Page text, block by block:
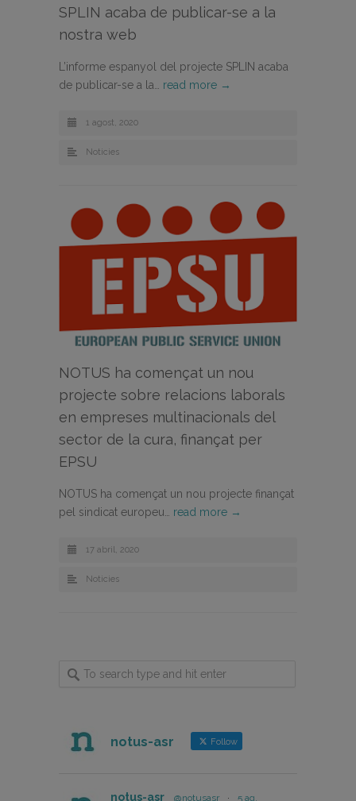
SPLIN acaba de publicar-se a la
nostra web
L’informe espanyol del projecte SPLIN acaba
de publicar-se a la… read more →
1 agost, 2020
Noticies
NOTUS ha començat un nou
projecte sobre relacions laborals
en empreses multinacionals del
sector de la cura, finançat per
EPSU
NOTUS ha començat un nou projecte finançat
pel sindicat europeu… read more →
17 abril, 2020
Noticies
notus-asr Follow
notus-asr @notusasr · 5 ag.